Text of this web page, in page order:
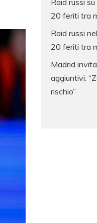
Raid russi
20 feriti tra
Raid russi
20 feriti tra
Madrid
aggiuntivi:
rischio”